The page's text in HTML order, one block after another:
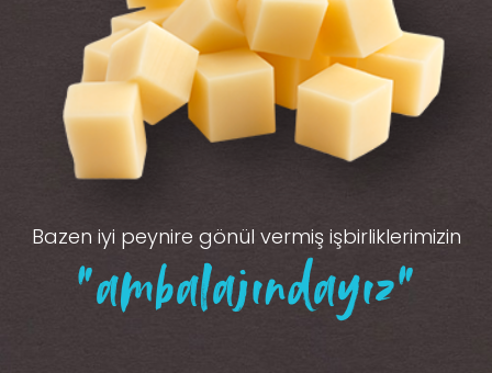
Bazen iyi peynire gönül vermiş işbirliklerimizin
“ambalajındayız”